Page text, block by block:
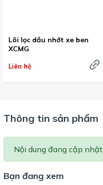
Lõi lọc dầu nhớt xe ben
XCMG
Liên hệ
Thông tin sản phẩm
Nội dung đang cập nhật.
Bạn đang xem